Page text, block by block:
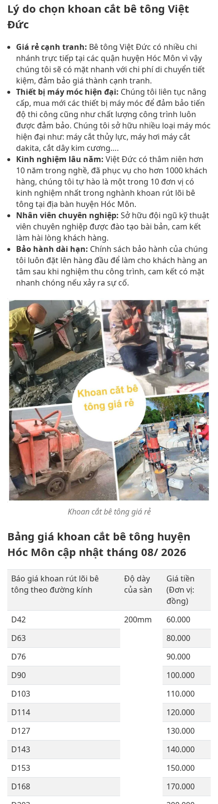
Lý do chọn khoan cắt bê tông Việt
Đức
Giá rẻ cạnh tranh: Bê tông Việt Đức có nhiều chi
nhánh trực tiếp tại các quận huyện Hóc Môn vì vậy
chúng tôi sẽ có mặt nhanh với chi phí di chuyển tiết
kiệm, đảm bảo giá thành cạnh tranh.
Thiết bị máy móc hiện đại: Chúng tôi liên tục nâng
cấp, mua mới các thiết bị máy móc để đảm bảo tiến
độ thi công cũng như chất lượng công trình luôn
được đảm bảo. Chúng tôi sở hữu nhiều loại máy móc
hiện đại như: máy cắt thủy lực, máy hơi máy cắt
dakita, cắt dây kim cương….
Kinh nghiệm lâu năm: Việt Đức có thâm niên hơn
10 năm trong nghề, đã phục vụ cho hơn 1000 khách
hàng, chúng tôi tự hào là một trong 10 đơn vị có
kinh nghiệm nhất trong nghành khoan rút lõi bê
tông tại địa bàn huyện Hóc Môn.
Nhân viên chuyên nghiệp: Sở hữu đội ngũ kỹ thuật
viên chuyên nghiệp được đào tạo bài bản, cam kết
làm hài lòng khách hàng.
Bảo hành dài hạn: Chính sách bảo hành của chúng
tôi luôn đặt lên hàng đầu để làm cho khách hàng an
tâm sau khi nghiệm thu công trình, cam kết có mặt
nhanh chóng nếu xảy ra sự cố.
Khoan cắt bê tông giá rẻ
Bảng giá khoan cắt bê tông huyện
Hóc Môn cập nhật tháng 08/ 2026
Báo giá khoan rút lõi bê
tông theo đường kính
Độ dày
của sàn
Giá tiền
(Đơn vị:
đồng)
D42
200mm
60.000
D63
80.000
D76
90.000
D90
100.000
D103
110.000
D114
120.000
D127
130.000
D143
140.000
D153
150.000
D168
170.000